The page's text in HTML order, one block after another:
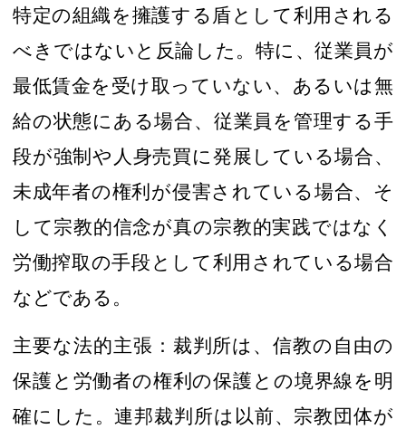
特定の組織を擁護する 盾として利用される
べきではない と反論した 。 特に 、従業員が
最低賃金を受け取っていない、あるいは無
給の状態にある場合、従業員を管理する手
段が強制や人身売買に発展している場合、
未成年者の権利が侵害されている場合、そ
して宗教的信念が真の宗教的実践ではなく
労働搾取の手段として利用されている場合
などである 。
主要な法的主張：裁判所は、信教の自由の
保護と労働者の権利の保護との境界線を明
確にした。連邦裁判所は以前、宗教団体が